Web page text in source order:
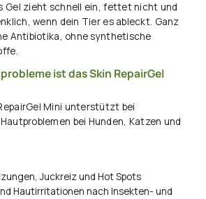
Gel zieht schnell ein, fettet nicht und
wenn dein Tier es ableckt. Ganz
Antibiotika, ohne synthetische
ist das Skin RepairGel
Mini unterstützt bei
bei Hunden, Katzen und
Juckreiz und Hot Spots
Hautirritationen nach Insekten- und